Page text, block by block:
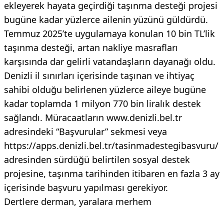
ekleyerek hayata geçirdiği taşınma desteği projesi
bugüne kadar yüzlerce ailenin yüzünü güldürdü.
Temmuz 2025’te uygulamaya konulan 10 bin TL’lik
taşınma desteği, artan nakliye masrafları
karşısında dar gelirli vatandaşların dayanağı oldu.
Denizli il sınırları içerisinde taşınan ve ihtiyaç
sahibi olduğu belirlenen yüzlerce aileye bugüne
kadar toplamda 1 milyon 770 bin liralık destek
sağlandı. Müracaatların www.denizli.bel.tr
adresindeki “Başvurular” sekmesi veya
https://apps.denizli.bel.tr/tasinmadestegibasvuru/
adresinden sürdüğü belirtilen sosyal destek
projesine, taşınma tarihinden itibaren en fazla 3 ay
içerisinde başvuru yapılması gerekiyor.
Dertlere derman, yaralara merhem